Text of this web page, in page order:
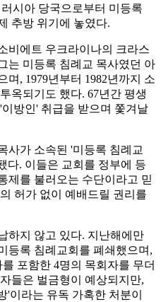
시아 당국으로부터 미등록
추방 위기에 놓였다.
비에트 우크라이나의 크라스
는 미등록 침례교 목사였던 아
며, 1979년부터 1982년까지 소
옥되기도 했다. 67년간 평생
방인' 취급을 받으며 쫓겨날
사가 소속된 '미등록 침례교
다. 이들은 교회를 정부에 등
제를 불러오는 수단이라고 믿
허가 없이 예배드릴 권리를
하지 않고 있다. 지난해에만
등록 침례교회를 폐쇄했으며,
포함한 4명의 목회자를 무더
들은 벌금형이 예상되지만,
'이라는 유독 가혹한 처분이